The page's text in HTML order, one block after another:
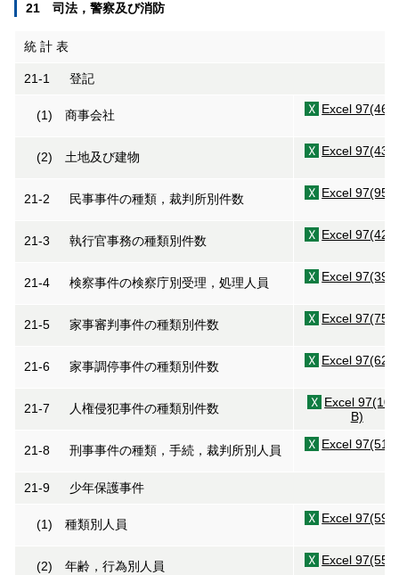
21 司法，警察及び消防
統 計 表
21-1 登記
(1) 商事会社 Excel
(2) 土地及び建物 Excel
21-2 民事事件の種類，裁判所別件数 Excel
21-3 執行官事務の種類別件数 Excel
21-4 検察事件の検察庁別受理，処理人員 Excel
21-5 家事審判事件の種類別件数 Excel
21-6 家事調停事件の種類別件数 Excel
21-7 人権侵犯事件の種類別件数
Excel
B)
21-8 刑事事件の種類，手続，裁判所別人員 Excel
21-9 少年保護事件
(1) 種類別人員 Excel
(2) 年齢，行為別人員 Excel